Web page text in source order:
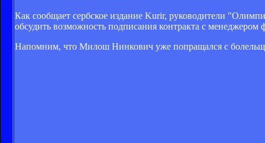
Как сообщает сербское издание Kurir, руководители
обсудить возможность подписания контракта с
Напомним, что Милош Нинкович уже попращался с